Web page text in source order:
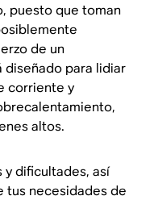
puesto que toman
de un
diseñado para lidiar
corriente y
altos.
y dificultades, así
tus necesidades de